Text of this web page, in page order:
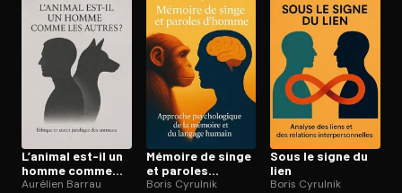
L’animal est-il un
homme comme
les autres ?
Aurélien Barrau
Mémoire de singe
et paroles
d’homme
Boris Cyrulnik
Sous le signe du
lien
Boris Cyrulnik